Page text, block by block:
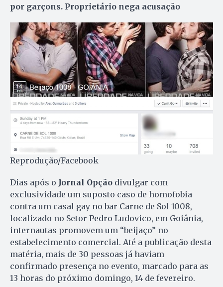
por garçons. Proprietário nega acusação
Reprodução/Facebook
Dias após o Jornal Opção divulgar com
exclusividade um suposto caso de homofobia
contra um casal gay no bar Carne de Sol 1008,
localizado no Setor Pedro Ludovico, em Goiânia,
internautas promovem um “beijaço” no
estabelecimento comercial. Até a publicação desta
matéria, mais de 30 pessoas já haviam
confirmado presença no evento, marcado para as
13 horas do próximo domingo, 14 de fevereiro.